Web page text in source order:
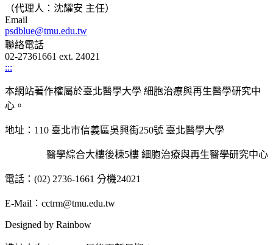
（代理人：沈耀安 主任）
Email
psdblue@tmu.edu.tw
聯絡電話
02-27361661 ext. 24021
:::
本網站著作權屬於臺北醫學大學 細胞治療與再生醫學研究中
心。
地址：110 臺北市信義區吳興街250號 臺北醫學大學
醫學綜合大樓後棟5樓 細胞治療與再生醫學研究中心
電話：(02) 2736-1661 分機24021
E-Mail：cctrm@tmu.edu.tw
Designed by Rainbow